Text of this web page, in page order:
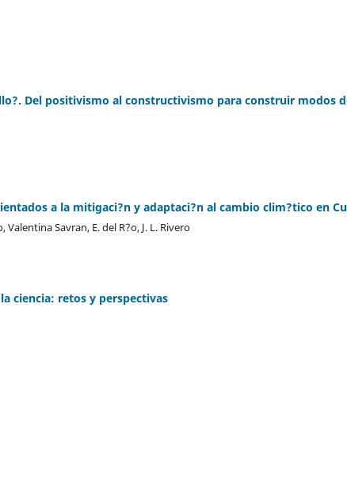
Del positivismo al constructivismo para construir modos
a la mitigaci?n y adaptaci?n al cambio clim?tico en
Valentina Savran, E. del R?o, J. L. Rivero
ciencia: retos y perspectivas